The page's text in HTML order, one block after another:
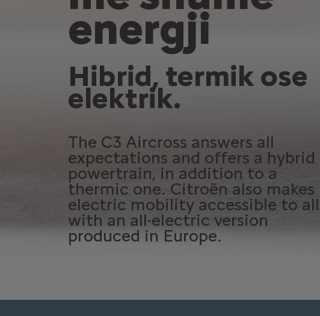
energji
Hibrid, termik ose
elektrik.
The C3 Aircross answers all
expectations and offers a hybrid
powertrain, in addition to a
thermic one. Citroën also makes
electric mobility accessible to all
with an all-electric version
produced in Europe.